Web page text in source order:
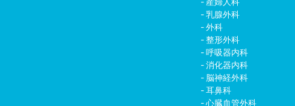
乳腺外科
外科
整形外科
呼吸器内科
消化器内科
脳神経外科
耳鼻科
心臓血管外科